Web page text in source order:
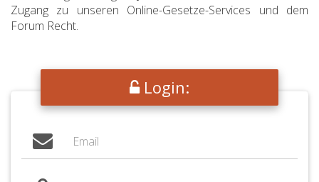
Zugang zu unseren Online-Gesetze-Services und dem
Forum Recht.
Login: